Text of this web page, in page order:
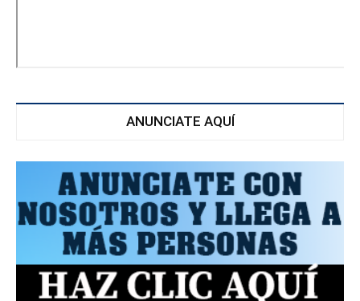
ANUNCIATE AQUÍ